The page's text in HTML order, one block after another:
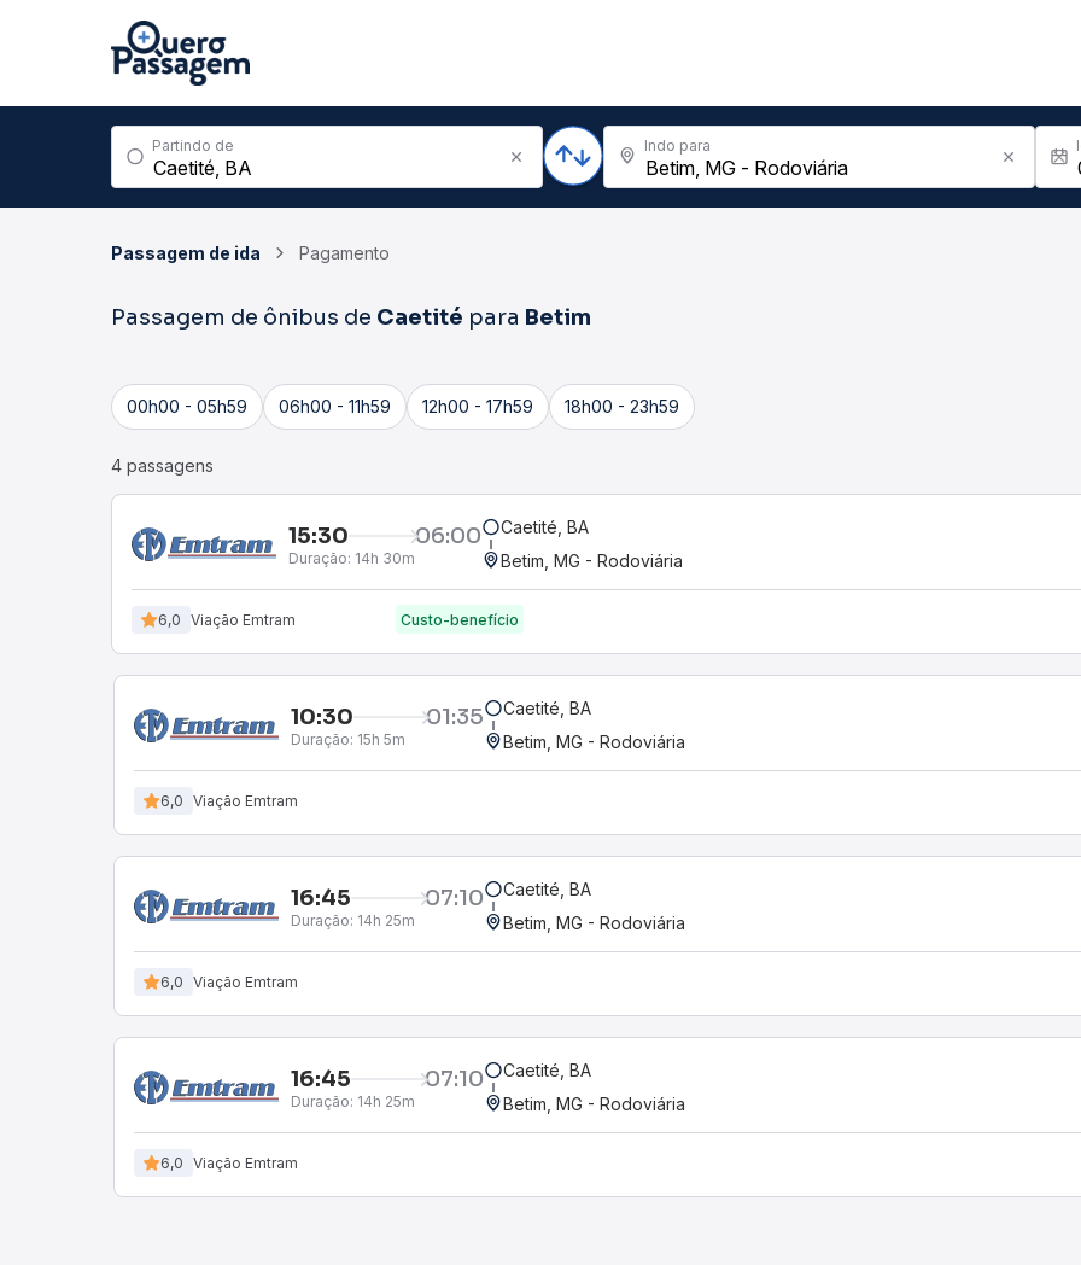
Partindo de Indo para
Passagem de ida Pagamento
Passagem de ônibus de Caetité para Betim
00h00 - 05h59 06h00 - 11h59 12h00 - 17h59 18h00 - 23h59
4 passagens
15:30 06:00
Duração: 14h 30m
Caetité, BA
Betim, MG - Rodoviária
6,0 Viação Emtram Custo-benefício
10:30 01:35
Duração: 15h 5m
Caetité, BA
Betim, MG - Rodoviária
6,0 Viação Emtram
16:45 07:10
Duração: 14h 25m
Caetité, BA
Betim, MG - Rodoviária
6,0 Viação Emtram
16:45 07:10
Duração: 14h 25m
Caetité, BA
Betim, MG - Rodoviária
6,0 Viação Emtram